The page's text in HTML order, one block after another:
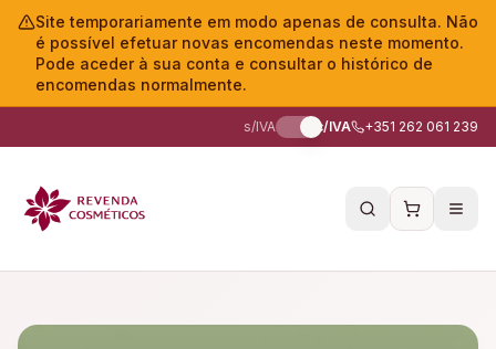
Site temporariamente em modo apenas de consulta. Não
é possível efetuar novas encomendas neste momento.
Pode aceder à sua conta e consultar o histórico de
encomendas normalmente.
s/IVA c/IVA +351 262 061 239